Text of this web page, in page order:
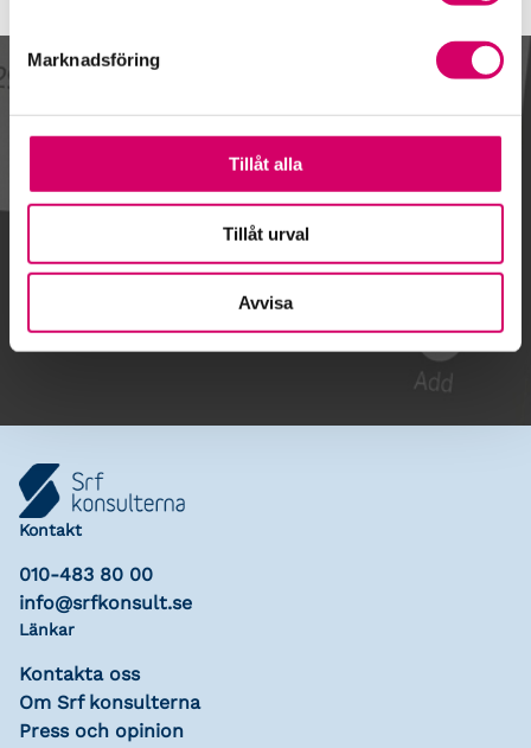
Marknadsföring
Tillåt alla
Tillåt urval
Avvisa
Lägg till i kalender
Kontakt
010-483 80 00
info@srfkonsult.se
Länkar
Kontakta oss
Om Srf konsulterna
Press och opinion